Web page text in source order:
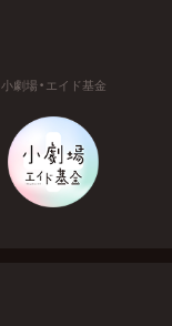
小劇場・エイド基金